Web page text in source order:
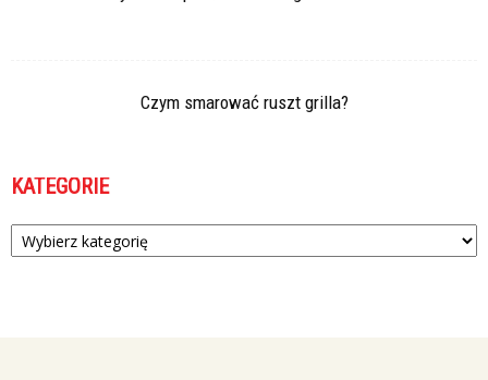
Czym smarować ruszt grilla?
KATEGORIE
Kategorie